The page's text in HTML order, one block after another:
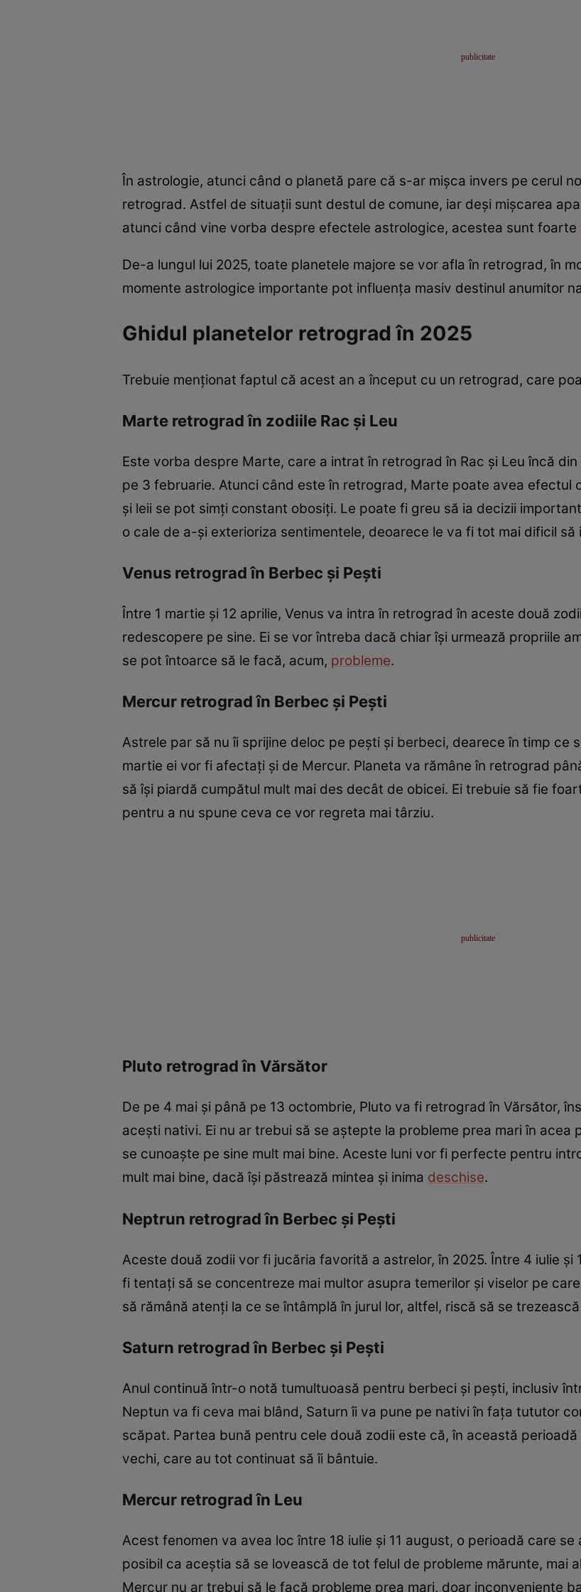
În astrologie, atunci când o planetă pare că s-ar mișca invers pe cerul
retrograd. Astfel de situații sunt destul de comune, iar deși mișcarea
atunci când vine vorba despre efectele astrologice, acestea sunt foarte
De-a lungul lui 2025, toate planetele majore se vor afla în retrograd, în
momente astrologice importante pot influența masiv destinul anumitor
Ghidul planetelor retrograd în 2025
Trebuie menționat faptul că acest an a început cu un retrograd, care
Marte retrograd în zodiile Rac și Leu
Este vorba despre Marte, care a intrat în retrograd în Rac și Leu încă
pe 3 februarie. Atunci când este în retrograd, Marte poate avea efectul
și leii se pot simți constant obosiți. Le poate fi greu să ia decizii
o cale de a-și exterioriza sentimentele, deoarece le va fi tot mai dificil
Venus retrograd în Berbec și Pești
Între 1 martie și 12 aprilie, Venus va intra în retrograd în aceste două
redescopere pe sine. Ei se vor întreba dacă chiar își urmează propriile
se pot întoarce să le facă, acum, probleme.
Mercur retrograd în Berbec și Pești
Astrele par să nu îi sprijine deloc pe pești și berbeci, dearece în timp ce
martie ei vor fi afectați și de Mercur. Planeta va rămâne în retrograd
să își piardă cumpătul mult mai des decât de obicei. Ei trebuie să fie
pentru a nu spune ceva ce vor regreta mai târziu.
Pluto retrograd în Vărsător
De pe 4 mai și până pe 13 octombrie, Pluto va fi retrograd în Vărsător,
acești nativi. Ei nu ar trebui să se aștepte la probleme prea mari în
se cunoaște pe sine mult mai bine. Aceste luni vor fi perfecte pentru
mult mai bine, dacă își păstrează mintea și inima deschise.
Neptrun retrograd în Berbec și Pești
Aceste două zodii vor fi jucăria favorită a astrelor, în 2025. Între 4 iulie
fi tentați să se concentreze mai multor asupra temerilor și viselor pe
să rămână atenți la ce se întâmplă în jurul lor, altfel, riscă să se
Saturn retrograd în Berbec și Pești
Anul continuă într-o notă tumultuoasă pentru berbeci și pești, inclusiv
Neptun va fi ceva mai blând, Saturn îi va pune pe nativi în fața tututor
scăpat. Partea bună pentru cele două zodii este că, în această
vechi, care au tot continuat să îi bântuie.
Mercur retrograd în Leu
Acest fenomen va avea loc între 18 iulie și 11 august, o perioadă care
posibil ca aceștia să se lovească de tot felul de probleme mărunte, mai
Mercur nu ar trebui să le facă probleme prea mari, doar inconveniențe